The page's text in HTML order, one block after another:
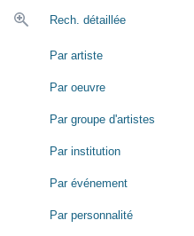
Rech. détaillée
Par artiste
Par oeuvre
Par groupe d'artistes
Par institution
Par événement
Par personnalité